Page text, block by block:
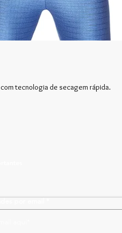
tecnologia de secagem rápida.